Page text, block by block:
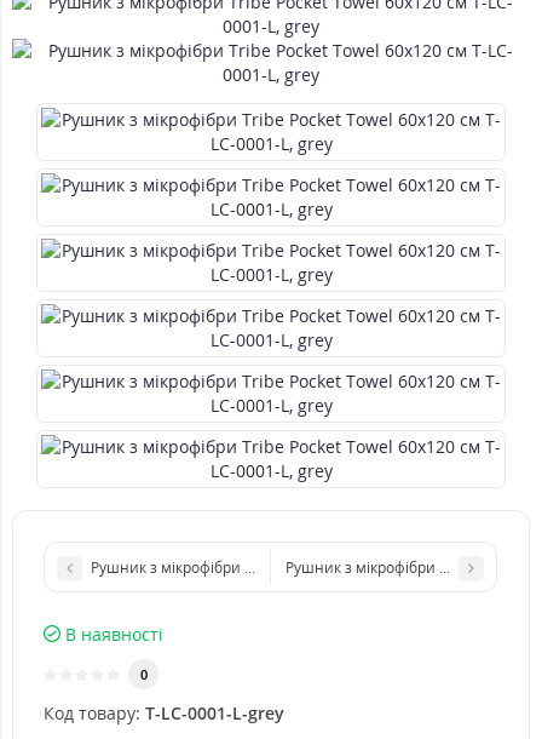
Рушник з мікрофібри Tribe Pocket Towel 60х120 см T-LC-0001-L,
Рушник з мікрофібри Tribe Pocket
В наявності
0
Код товару: T-LC-0001-L-grey